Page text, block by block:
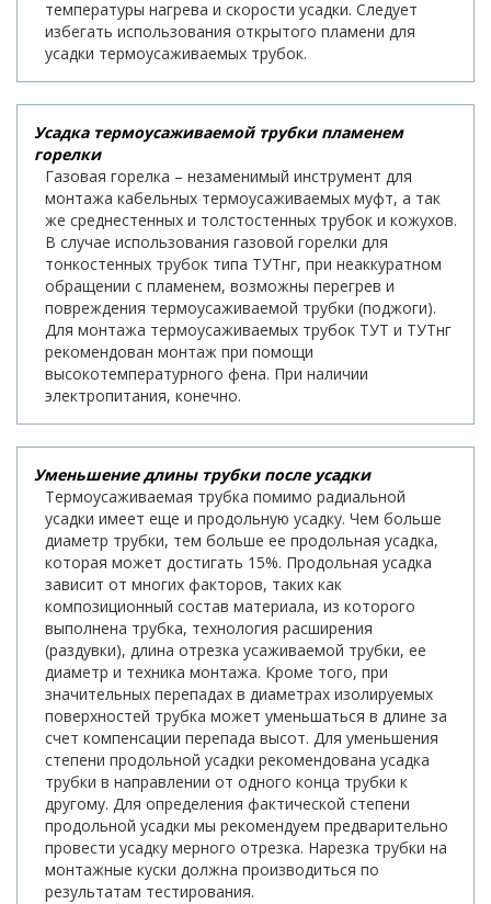
температуры нагрева и скорости усадки. Следует
избегать использования открытого пламени для
усадки термоусаживаемых трубок.
Усадка термоусаживаемой трубки пламенем
горелки
Газовая горелка – незаменимый инструмент для
монтажа кабельных термоусаживаемых муфт, а так
же среднестенных и толстостенных трубок и кожухов.
В случае использования газовой горелки для
тонкостенных трубок типа ТУТнг, при неаккуратном
обращении с пламенем, возможны перегрев и
повреждения термоусаживаемой трубки (поджоги).
Для монтажа термоусаживаемых трубок ТУТ и ТУТнг
рекомендован монтаж при помощи
высокотемпературного фена. При наличии
электропитания, конечно.
Уменьшение длины трубки после усадки
Термоусаживаемая трубка помимо радиальной
усадки имеет еще и продольную усадку. Чем больше
диаметр трубки, тем больше ее продольная усадка,
которая может достигать 15%. Продольная усадка
зависит от многих факторов, таких как
композиционный состав материала, из которого
выполнена трубка, технология расширения
(раздувки), длина отрезка усаживаемой трубки, ее
диаметр и техника монтажа. Кроме того, при
значительных перепадах в диаметрах изолируемых
поверхностей трубка может уменьшаться в длине за
счет компенсации перепада высот. Для уменьшения
степени продольной усадки рекомендована усадка
трубки в направлении от одного конца трубки к
другому. Для определения фактической степени
продольной усадки мы рекомендуем предварительно
провести усадку мерного отрезка. Нарезка трубки на
монтажные куски должна производиться по
результатам тестирования.